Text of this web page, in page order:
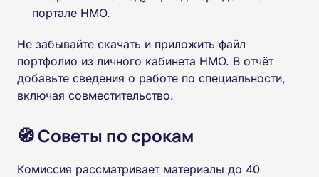
портале НМО.
Не забывайте скачать и приложить файл
портфолио из личного кабинета НМО. В отчёт
добавьте сведения о работе по специальности,
включая совместительство.
🧭 Советы по срокам
Комиссия рассматривает материалы до 40